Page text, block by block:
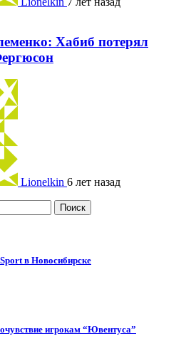
Хабиб потерял
Lionelkin 6 лет назад
в Новосибирске
игрокам “Ювентуса”